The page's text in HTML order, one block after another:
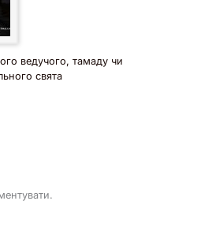
ведучого, тамаду чи
свята